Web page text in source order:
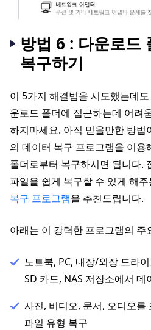
방법 6 : 다운로드
복구하기
이 5가지 해결법을 시도했는데
운로드 폴더에 접근하는데 어려
하지마세요. 아직 믿을만한 방법
의 데이터 복구 프로그램을 이용
폴더로부터 복구하시면 됩니다.
파일을 쉽게 복구할 수 있게 해주
복구 프로그램을 추천드립니다.
아래는 이 강력한 프로그램의 주
노트북, PC, 내장/외장 드라
SD 카드, NAS 저장소에서 데
사진, 비디오, 문서, 오디오를
파일 유형 복구